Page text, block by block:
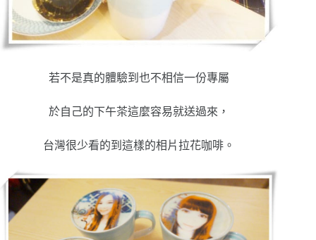
若不是真的體驗到也不相信一份專屬
於自己的下午茶這麼容易就送過來，
台灣很少看的到這樣的相片拉花咖啡。